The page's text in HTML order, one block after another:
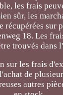
les frais
sûr, les
récupérées sur
18. Les
trouvés dans
sur les frais
de
autres